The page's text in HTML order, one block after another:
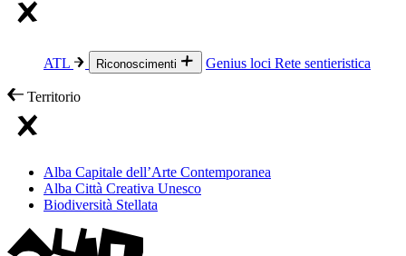
ATL Riconoscimenti Genius loci Rete sentieristica
Territorio
Alba Capitale dell’Arte Contemporanea
Alba Città Creativa Unesco
Biodiversità Stellata